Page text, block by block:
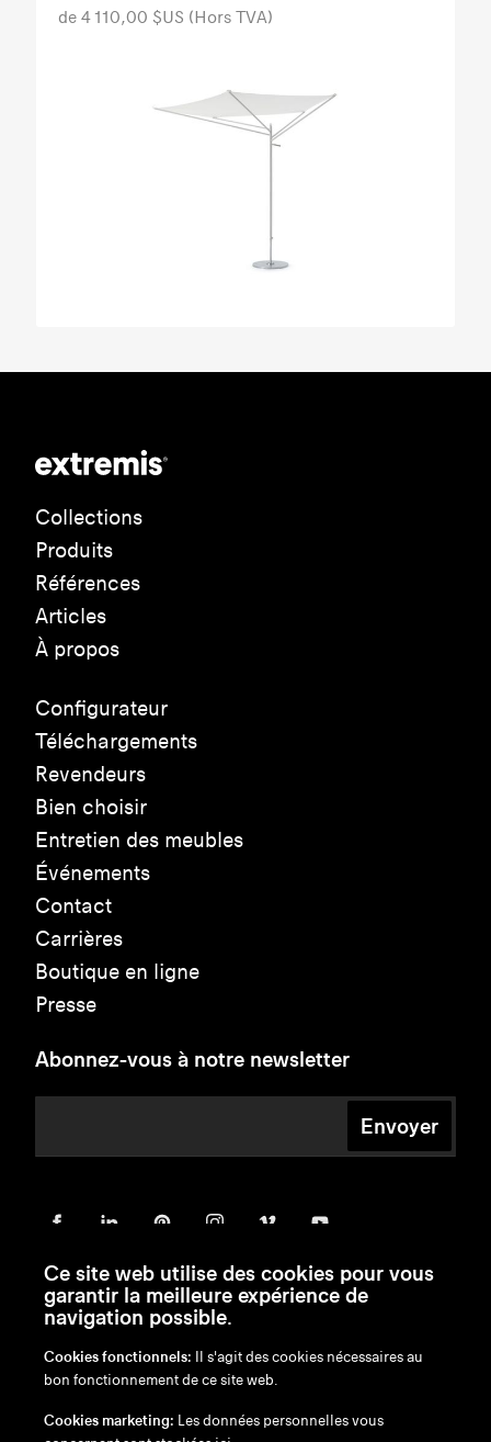
de 4 110,00 $US (Hors TVA)
Collections
Produits
Références
Articles
À propos
Configurateur
Téléchargements
Revendeurs
Bien choisir
Entretien des meubles
Événements
Contact
Carrières
Boutique en ligne
Presse
Abonnez-vous à notre newsletter
Envoyer
en/nl/fr/de
Exonération de responsabilité
Ce site web utilise des cookies pour vous
garantir la meilleure expérience de
navigation possible.
Cookies fonctionnels: Il s'agit des cookies nécessaires au
bon fonctionnement de ce site web.
Cookies marketing: Les données personnelles vous